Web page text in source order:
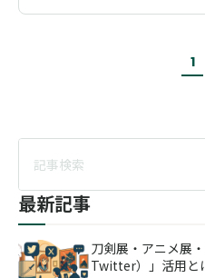
1
最新記事
刀剣展・アニメ展
Twitter）」活用と